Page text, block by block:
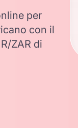
per
con il
ZAR di